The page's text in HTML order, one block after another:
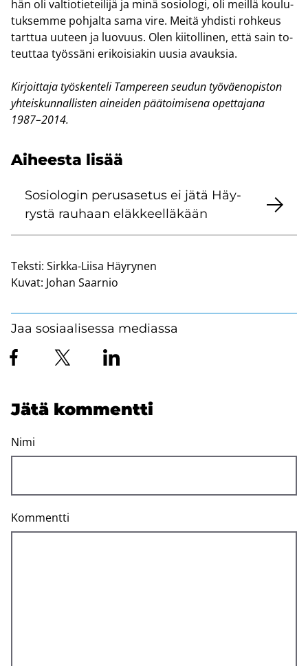
hän oli val­tio­tie­tei­li­jä ja minä so­sio­lo­gi, oli meil­lä kou­lu­
tuk­sem­me poh­jal­ta sama vire. Meitä yh­dis­ti roh­keus
tart­tua uu­teen ja luo­vuus. Olen kii­tol­li­nen, että sain to­
teut­taa työs­sä­ni eri­koi­sia­kin uusia avauk­sia.
Kir­joit­ta­ja työs­ken­te­li Tam­pe­reen seu­dun työ­väen­opis­ton
yh­teis­kun­nal­lis­ten ai­nei­den pää­toi­mi­se­na opet­ta­ja­na
1987–2014.
Ai­hees­ta lisää
So­sio­lo­gin pe­rus­a­se­tus ei jätä Häy­
rys­tä rau­haan eläk­keel­lä­kään
Teksti: Sirkka-Liisa Häyrynen
Kuvat: Johan Saarnio
Jaa sosiaalisessa mediassa
Jätä kom­ment­ti
Nimi
Kommentti